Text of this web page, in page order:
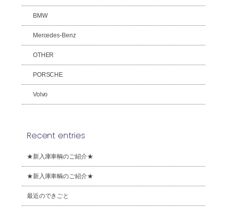
BMW
Mercedes-Benz
OTHER
PORSCHE
Volvo
Recent entries
★新入庫車輌のご紹介★
★新入庫車輌のご紹介★
最近のできごと